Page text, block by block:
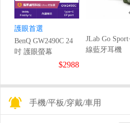
護眼首選
BenQ GW2490C 24
吋 護眼螢幕
$2988
JLab Go
線藍牙耳機
手機/平板/穿戴/車用